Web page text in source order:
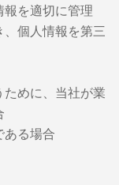
を適切に管理
個人情報を第三
めに、当社が業
る場合